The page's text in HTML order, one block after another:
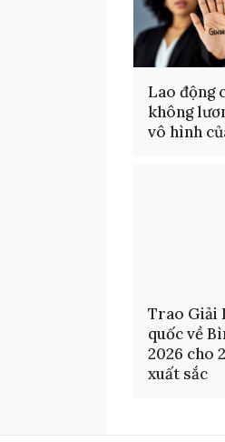
Lao động
không
vô hình
Trao Giải
quốc về
2026 cho
xuất sắc